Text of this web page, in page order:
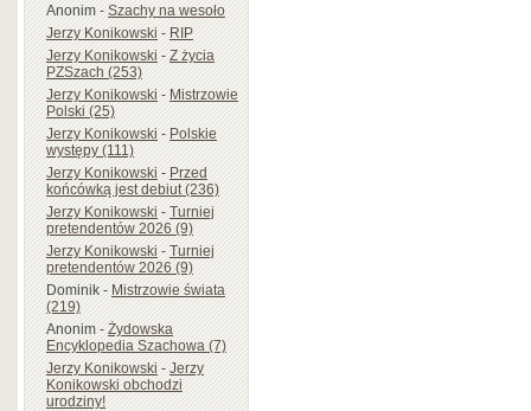
Anonim-Szachy na wesoło
Jerzy Konikowski-RIP
Jerzy Konikowski-Z życia
PZSzach (253)
Jerzy Konikowski-Mistrzowie
Polski (25)
Jerzy Konikowski-Polskie
występy (111)
Jerzy Konikowski-Przed
końcówką jest debiut (236)
Jerzy Konikowski-Turniej
pretendentów 2026 (9)
Jerzy Konikowski-Turniej
pretendentów 2026 (9)
Dominik-Mistrzowie świata
(219)
Anonim-Żydowska
Encyklopedia Szachowa (7)
Jerzy Konikowski-Jerzy
Konikowski obchodzi
urodziny!